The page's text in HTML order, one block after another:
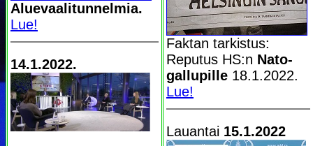
Aluevaalitunnelmia.
Lue!
14.1.2022.
Faktan tarkistus:
Reputus HS:n Nato-
gallupille 18.1.2022.
Lue!
Lauantai 15.1.2022